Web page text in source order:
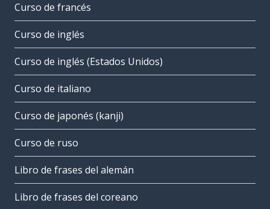
Curso de francés
Curso de inglés
Curso de inglés (Estados Unidos)
Curso de italiano
Curso de japonés (kanji)
Curso de ruso
Libro de frases del alemán
Libro de frases del coreano